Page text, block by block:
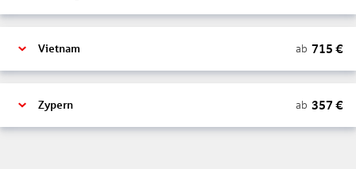
Vietnam ab 715 €
Zypern ab 357 €